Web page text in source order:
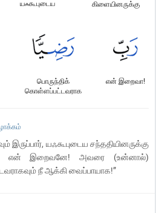
கிளையினருக்கு
யஃகூபுடைய
என் இறைவா!
பொருந்திக்
கொள்ளப்பட்டவராக
இருப்பார், யஃகூபுடைய சந்ததியினருக்கு
என் இறைவனே! அவரை (உன்னால்)
நீ ஆக்கி வைப்பாயாக!”